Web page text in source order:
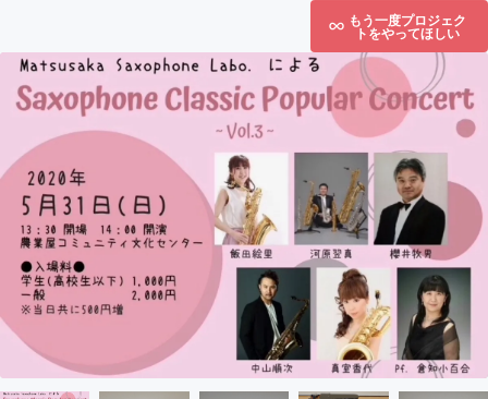
もう一度プロジェク
トをやってほしい